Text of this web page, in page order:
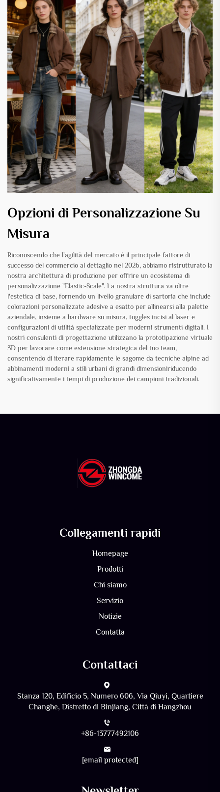
Opzioni di Personalizzazione Su
Misura
Riconoscendo che l'agilità del mercato è il principale fattore di
successo del commercio al dettaglio nel 2026, abbiamo ristrutturato la
nostra architettura di produzione per offrire un ecosistema di
personalizzazione "Elastic-Scale". La nostra struttura va oltre
l'estetica di base, fornendo un livello granulare di sartoria che include
colorazioni personalizzate adesive a esatto per allinearsi alla palette
aziendale, insieme a hardware su misura, toggles incisi al laser e
configurazioni di utilità specializzate per moderni strumenti digitali. I
nostri consulenti di progettazione utilizzano la prototipazione virtuale
3D per lavorare come estensione strategica del tuo team,
consentendo di iterare rapidamente le sagome da tecniche alpine ad
abbinamenti moderni a stili urbani di grandi dimensioniriducendo
significativamente i tempi di produzione dei campioni tradizionali.
Collegamenti rapidi
Homepage
Prodotti
Chi siamo
Servizio
Notizie
Contatta
Contattaci
Stanza 120, Edificio 5, Numero 606, Via Qiuyi, Quartiere
Changhe, Distretto di Binjiang, Città di Hangzhou
+86-13777492106
[email protected]